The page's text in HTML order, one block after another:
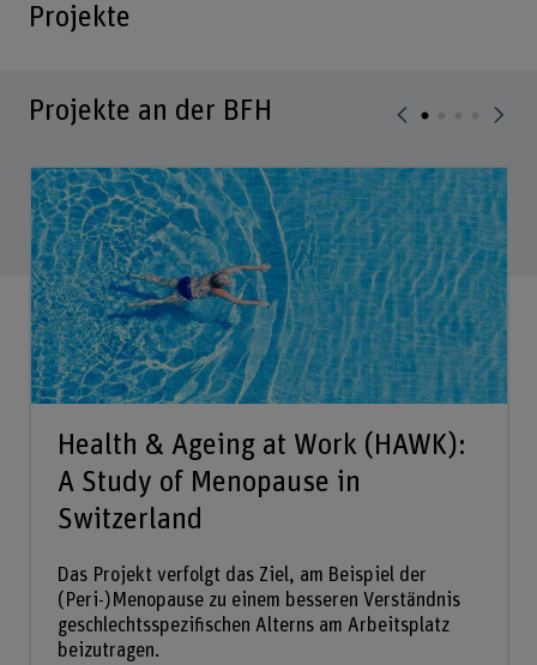
Projekte
Projekte an der BFH
Health & Ageing at Work (HAWK):
A Study of Menopause in
Switzerland
Das Projekt verfolgt das Ziel, am Beispiel der
(Peri-)Menopause zu einem besseren Verständnis
geschlechtsspezifischen Alterns am Arbeitsplatz
beizutragen.